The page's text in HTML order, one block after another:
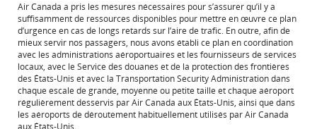
Air Canada a pris les mesures nécessaires pour s’assurer qu’il y a
suffisamment de ressources disponibles pour mettre en œuvre ce plan
d’urgence en cas de longs retards sur l’aire de trafic. En outre, afin de
mieux servir nos passagers, nous avons établi ce plan en coordination
avec les administrations aéroportuaires et les fournisseurs de services
locaux, avec le Service des douanes et de la protection des frontières
des États-Unis et avec la Transportation Security Administration dans
chaque escale de grande, moyenne ou petite taille et chaque aéroport
régulièrement desservis par Air Canada aux États-Unis, ainsi que dans
les aéroports de déroutement habituellement utilisés par Air Canada
aux États-Unis.